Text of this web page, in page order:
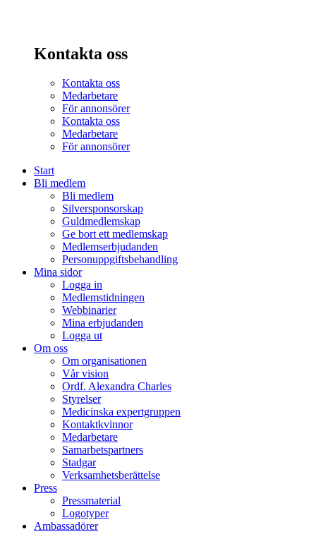
Kontakta oss
Kontakta oss
Medarbetare
För annonsörer
Kontakta oss
Medarbetare
För annonsörer
Start
Bli medlem
Bli medlem
Silversponsorskap
Guldmedlemskap
Ge bort ett medlemskap
Medlemserbjudanden
Personuppgiftsbehandling
Mina sidor
Logga in
Medlemstidningen
Webbinarier
Mina erbjudanden
Logga ut
Om oss
Om organisationen
Vår vision
Ordf. Alexandra Charles
Styrelser
Medicinska expertgruppen
Kontaktkvinnor
Medarbetare
Samarbetspartners
Stadgar
Verksamhetsberättelse
Press
Pressmaterial
Logotyper
Ambassadörer